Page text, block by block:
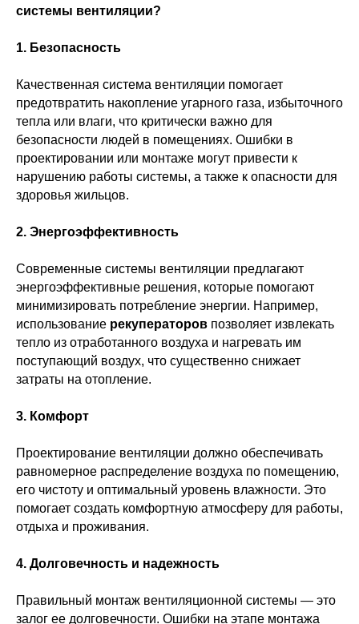
системы вентиляции?
1. Безопасность
Качественная система вентиляции помогает
предотвратить накопление угарного газа, избыточного
тепла или влаги, что критически важно для
безопасности людей в помещениях. Ошибки в
проектировании или монтаже могут привести к
нарушению работы системы, а также к опасности для
здоровья жильцов.
2. Энергоэффективность
Современные системы вентиляции предлагают
энергоэффективные решения, которые помогают
минимизировать потребление энергии. Например,
использование рекуператоров позволяет извлекать
тепло из отработанного воздуха и нагревать им
поступающий воздух, что существенно снижает
затраты на отопление.
3. Комфорт
Проектирование вентиляции должно обеспечивать
равномерное распределение воздуха по помещению,
его чистоту и оптимальный уровень влажности. Это
помогает создать комфортную атмосферу для работы,
отдыха и проживания.
4. Долговечность и надежность
Правильный монтаж вентиляционной системы — это
залог ее долговечности. Ошибки на этапе монтажа